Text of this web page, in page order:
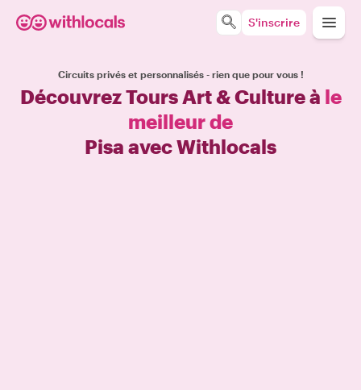
S'inscrire
Circuits privés et personnalisés - rien que pour vous !
Découvrez Tours Art & Culture à le
meilleur de
Pisa avec Withlocals